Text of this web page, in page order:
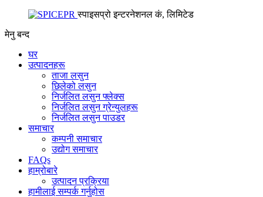
स्पाइसप्रो इन्टरनेशनल कं, लिमिटेड
मेनु बन्द
घर
उत्पादनहरू
ताजा लसुन
छिलेको लसुन
निर्जलित लसुन फ्लेक्स
निर्जलित लसुन ग्रेन्युलहरू
निर्जलित लसुन पाउडर
समाचार
कम्पनी समाचार
उद्योग समाचार
FAQs
हाम्रोबारे
उत्पादन प्रक्रिया
हामीलाई सम्पर्क गर्नुहोस